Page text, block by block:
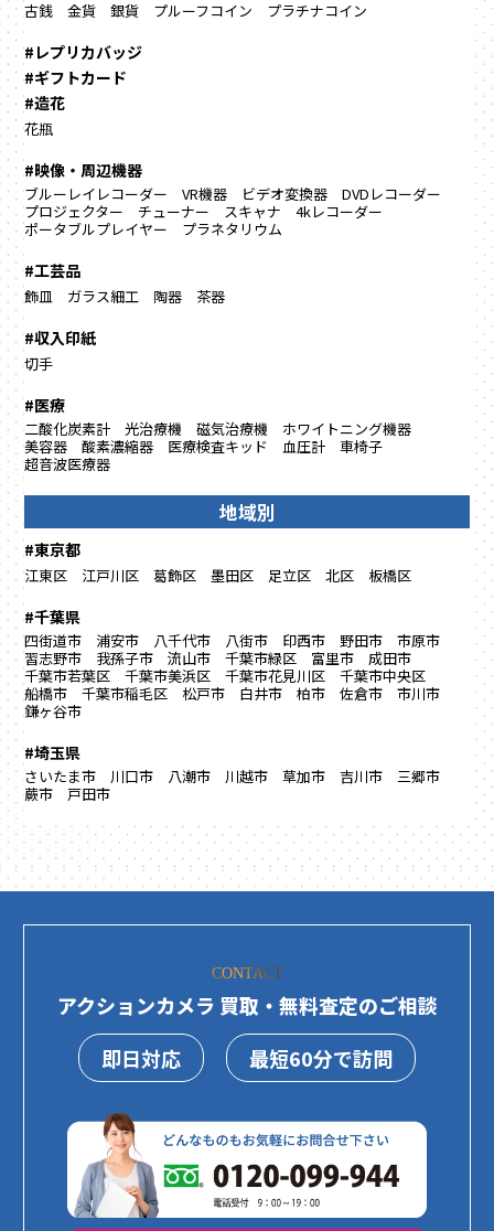
古銭 金貨 銀貨 プルーフコイン プラチナコイン
#レプリカバッジ
#ギフトカード
#造花
花瓶
#映像・周辺機器
ブルーレイレコーダー VR機器 ビデオ変換器
DVDレコーダー
プロジェクター
チューナー スキャナ
4kレコーダー
ポータブルプレイヤー
プラネタリウム
#工芸品
飾皿 ガラス細工 陶器 茶器
#収入印紙
切手
#医療
二酸化炭素計 光治療機 磁気治療機
ホワイトニング機器
美容器
酸素濃縮器 医療検査キッド 血圧計
車椅子
超音波医療器
地域別
#東京都
江東区 江戸川区 葛飾区 墨田区 足立区 北区 板橋区
#千葉県
四街道市 浦安市 八千代市 八街市 印西市 野田市
市原市
習志野市
我孫子市 流山市 千葉市緑区 富里市
成田市
千葉市若葉区
千葉市美浜区 千葉市花見川区
千葉市中央区
船橋市
千葉市稲毛区 松戸市 白井市 柏市 佐倉市
市川市
鎌ヶ谷市
#埼玉県
さいたま市 川口市 八潮市 川越市 草加市 吉川市
三郷市
蕨市
戸田市
CONTACT
アクションカメラ 買取・無料査定のご相談
即日対応
最短60分で訪問